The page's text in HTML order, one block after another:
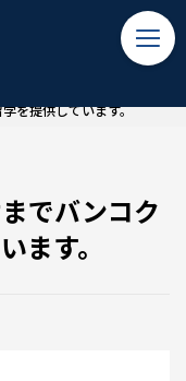
を提供しています。
でバンコク
ます。